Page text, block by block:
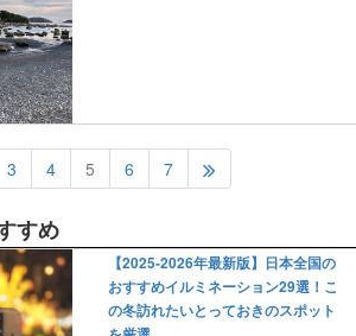
3 4 5 6 7
すめ
【2025-2026年最新版】日本全国の
おすすめイルミネーション29選！こ
の冬訪れたいとっておきのスポット